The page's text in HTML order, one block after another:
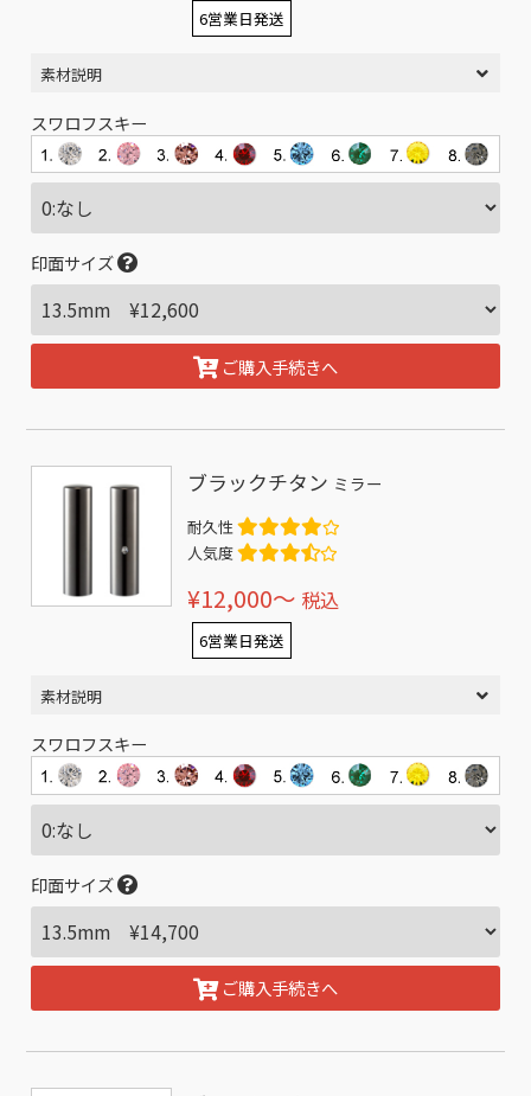
6営業日発送
素材説明
スワロフスキー
印面サイズ
ご購入手続きへ
ブラックチタン ミラー
耐久性
人気度
¥12,000〜 税込
6営業日発送
素材説明
スワロフスキー
印面サイズ
ご購入手続きへ